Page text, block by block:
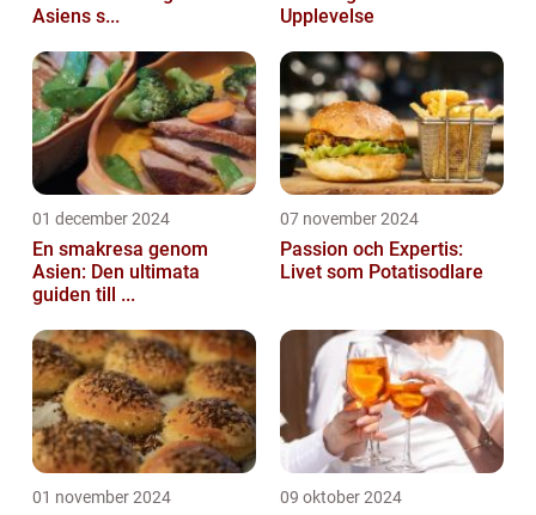
Asiens s...
Upplevelse
01 december 2024
En smakresa genom
Asien: Den ultimata
guiden till ...
07 november 2024
Passion och Expertis:
Livet som Potatisodlare
01 november 2024 09 oktober 2024